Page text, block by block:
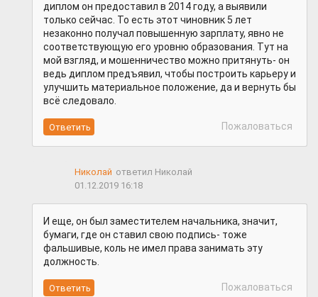
диплом он предоставил в 2014 году, а выявили
только сейчас. То есть этот чиновник 5 лет
незаконно получал повышенную зарплату, явно не
соответствующую его уровню образования. Тут на
мой взгляд, и мошенничество можно притянуть- он
ведь диплом предъявил, чтобы построить карьеру и
улучшить материальное положение, да и вернуть бы
всё следовало.
Пожаловаться
Николай ответил Николай
01.12.2019 16:18
И еще, он был заместителем начальника, значит,
бумаги, где он ставил свою подпись- тоже
фальшивые, коль не имел права занимать эту
должность.
Пожаловаться